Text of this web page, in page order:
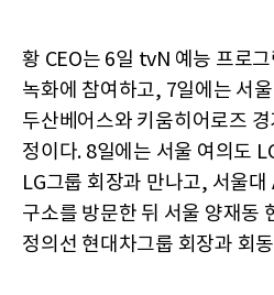
황 CEO는 6일 tvN 예능 프로
녹화에 참여하고, 7일에는 서
두산베어스와 키움히어로즈
정이다. 8일에는 서울 여의도
LG그룹 회장과 만나고, 서울
구소를 방문한 뒤 서울 양재동
정의선 현대차그룹 회장과 회